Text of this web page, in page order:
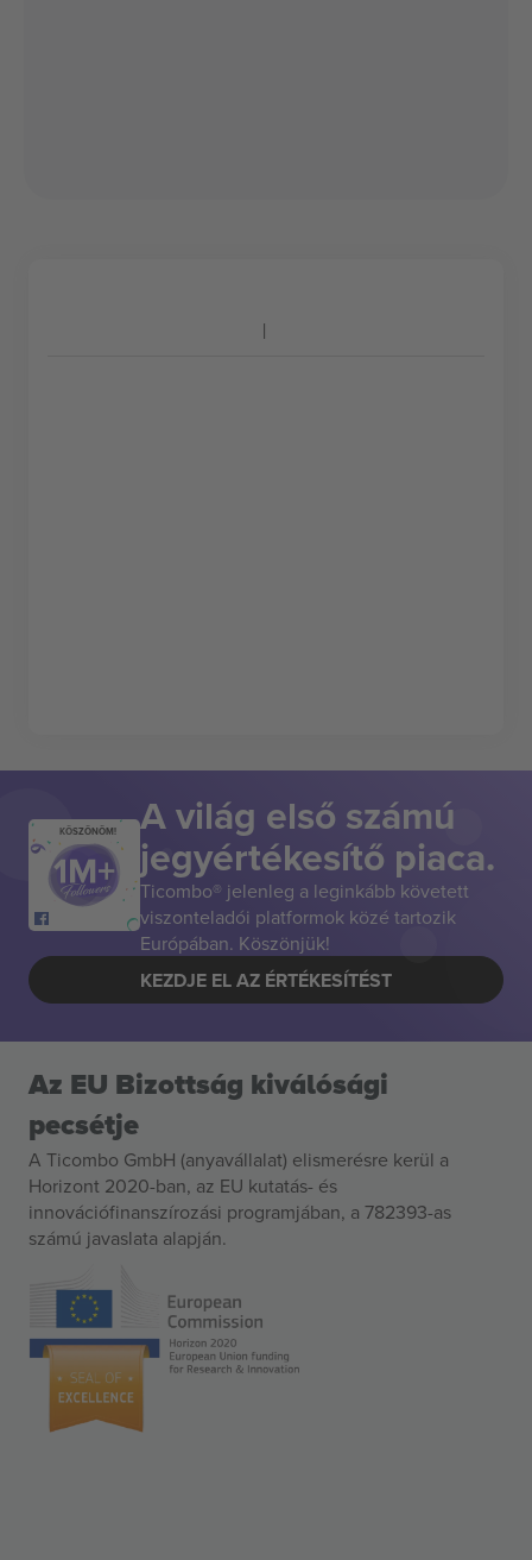
KÖSZÖNÖM! A világ első számú
jegyértékesítő piaca.
Ticombo® jelenleg a leginkább követett
viszonteladói platformok közé tartozik
Európában. Köszönjük!
KEZDJE EL AZ ÉRTÉKESÍTÉST
Az EU Bizottság kiválósági
pecsétje
A Ticombo GmbH (anyavállalat) elismerésre kerül a
Horizont 2020-ban, az EU kutatás- és
innovációfinanszírozási programjában, a 782393-as
számú javaslata alapján.